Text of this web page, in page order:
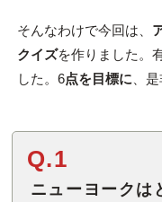
そんなわけで今回は、
クイズを作りました。
した。6点を目標に 、
Q.1
ニューヨークは